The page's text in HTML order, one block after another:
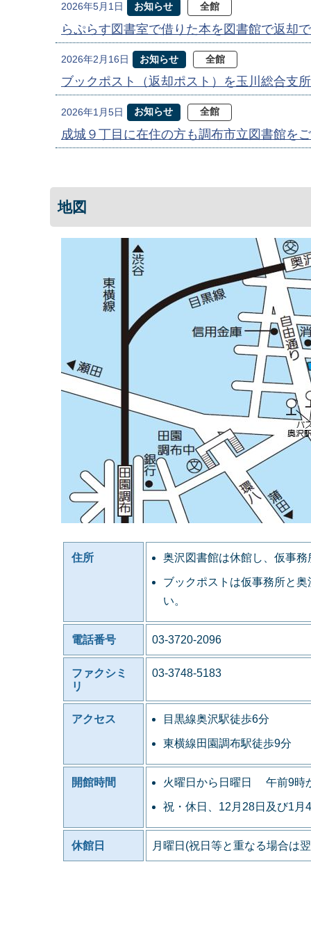
2026年5月1日 お知らせ 全館
らぷらす図書室で借りた本を図書館で返却
2026年2月16日 お知らせ 全館
ブックポスト（返却ポスト）を玉川総合支
2026年1月5日 お知らせ 全館
成城９丁目に在住の方も調布市立図書館を
地図
住所 奥沢図書館は休館し、仮事
ブックポストは仮事務所と
い。
電話番号 03-3720-2096
ファクシミ
リ
03-3748-5183
アクセス 目黒線奥沢駅徒歩6分
東横線田園調布駅徒歩9分
開館時間 火曜日から日曜日 午前9時
祝・休日、12月28日及び1
休館日 月曜日(祝日等と重なる場合は